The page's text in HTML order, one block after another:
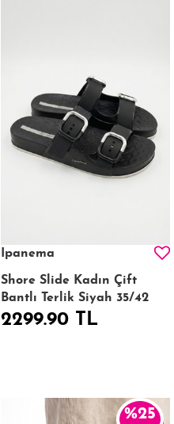
Ipanema
Shore Slide Kadın Çift
Bantlı Terlik Siyah 35/42
2299.90 TL
%25